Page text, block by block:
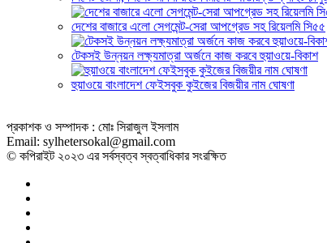
দেশের বাজারে এলো সেগমেন্ট-সেরা আপগ্রেড সহ রিয়েলমি সি৫৫
টেকসই উন্নয়ন লক্ষ্যমাত্রা অর্জনে কাজ করবে হুয়াওয়ে-বিকাশ
হুয়াওয়ে বাংলাদেশ ফেইসবুক কুইজের বিজয়ীর নাম ঘোষণা
প্রকাশক ও সম্পাদক : মোঃ সিরাজুল ইসলাম
Email: sylhetersokal@gmail.com
© কপিরাইট ২০২৩ এর সর্বস্বত্ব স্বত্বাধিকার সংরক্ষিত